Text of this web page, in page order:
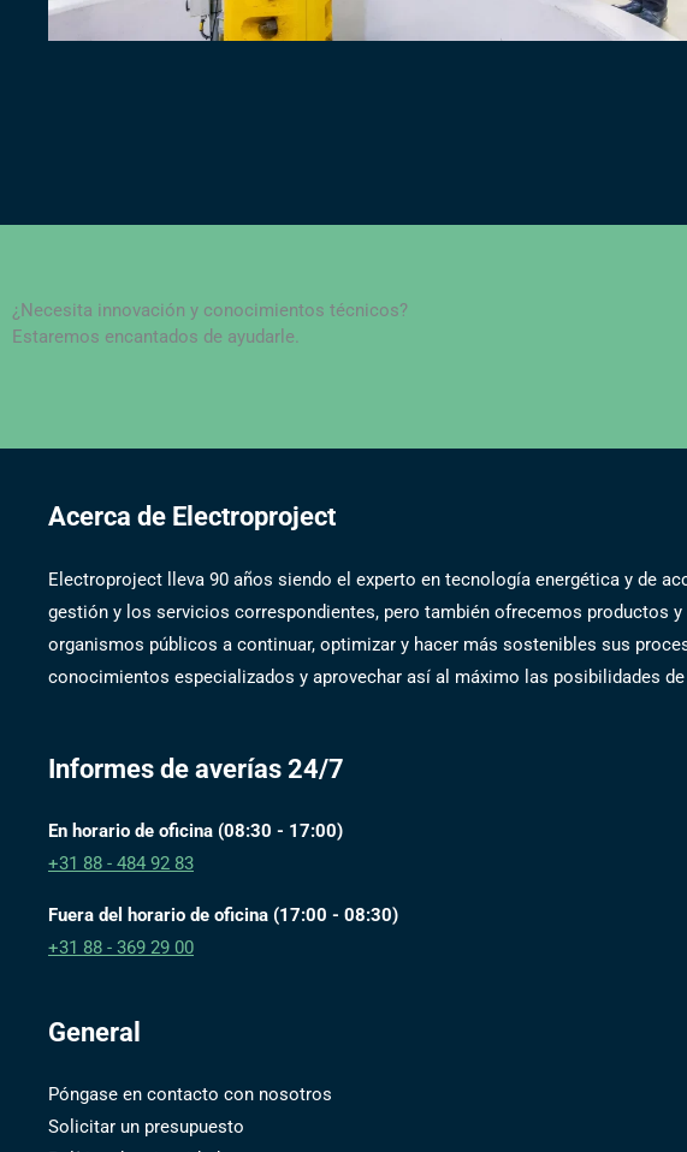
¿Necesita innovación y conocimientos técnicos?
Estaremos encantados de ayudarle.
Acerca de Electroproject
Electroproject lleva 90 años siendo el experto en tecnología energética y de
gestión y los servicios correspondientes, pero también ofrecemos productos
organismos públicos a continuar, optimizar y hacer más sostenibles sus
conocimientos especializados y aprovechar así al máximo las posibilidades
Informes de averías 24/7
En horario de oficina (08:30 - 17:00)
+31 88 - 484 92 83
Fuera del horario de oficina (17:00 - 08:30)
+31 88 - 369 29 00
General
Póngase en contacto con nosotros
Solicitar un presupuesto